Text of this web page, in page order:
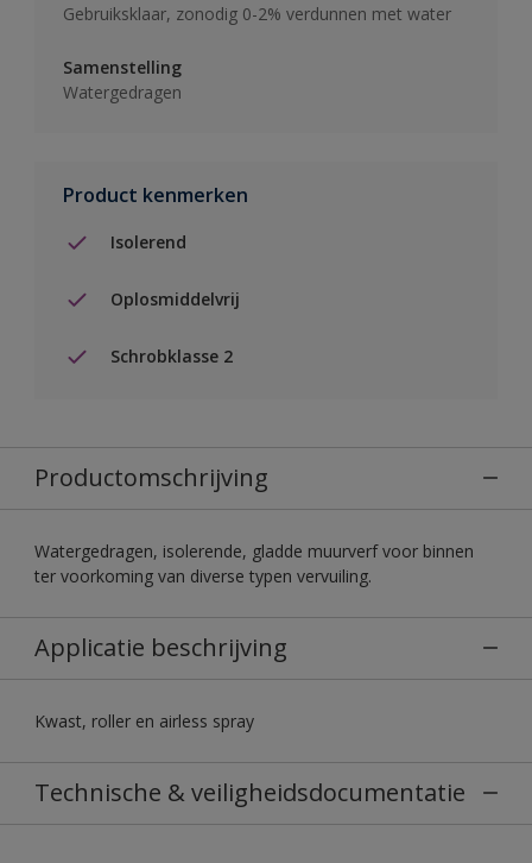
Gebruiksklaar, zonodig 0-2% verdunnen met water
Samenstelling
Watergedragen
Product kenmerken
Isolerend
Oplosmiddelvrij
Schrobklasse 2
Productomschrijving
Watergedragen, isolerende, gladde muurverf voor binnen
ter voorkoming van diverse typen vervuiling.
Applicatie beschrijving
Kwast, roller en airless spray
Technische & veiligheidsdocumentatie